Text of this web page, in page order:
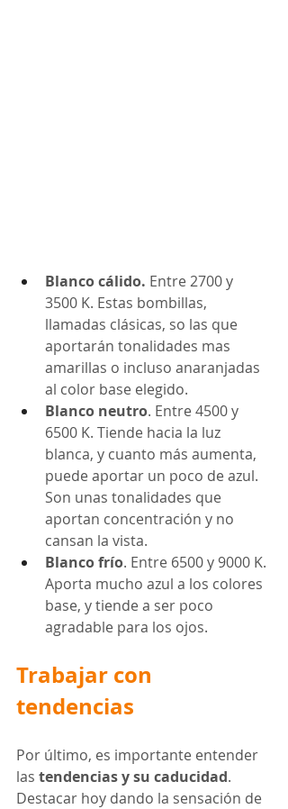
Blanco cálido. Entre 2700 y
3500 K. Estas bombillas,
llamadas clásicas, so las que
aportarán tonalidades mas
amarillas o incluso anaranjadas
al color base elegido.
Blanco neutro. Entre 4500 y
6500 K. Tiende hacia la luz
blanca, y cuanto más aumenta,
puede aportar un poco de azul.
Son unas tonalidades que
aportan concentración y no
cansan la vista.
Blanco frío. Entre 6500 y 9000 K.
Aporta mucho azul a los colores
base, y tiende a ser poco
agradable para los ojos.
Trabajar con
tendencias
Por último, es importante entender
las tendencias y su caducidad.
Destacar hoy dando la sensación de